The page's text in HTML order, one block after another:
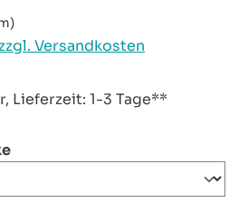
Versandkosten
Lieferzeit: 1-3 Tage**
auswählen